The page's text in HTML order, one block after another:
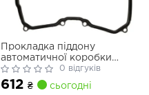
Прокладка піддону
автоматичної коробки
передач
0 відгуків
612 ₴ сьогодні